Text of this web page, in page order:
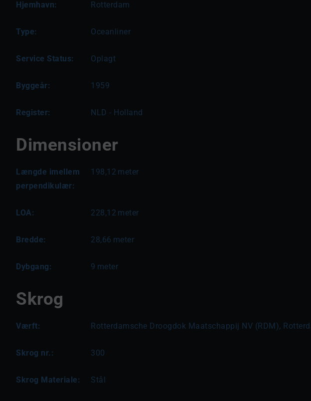
Hjemhavn: Rotterdam
Type: Oceanliner
Service Status: Oplagt
Byggeår: 1959
Register: NLD - Holland
Dimensioner
Længde imellem
perpendikulær:
198,12 meter
LOA: 228,12 meter
Bredde: 28,66 meter
Dybgang: 9 meter
Skrog
Værft: Rotterdamsche Droogdok Maatschappij NV (RDM),
Skrog nr.: 300
Skrog Materiale: Stål